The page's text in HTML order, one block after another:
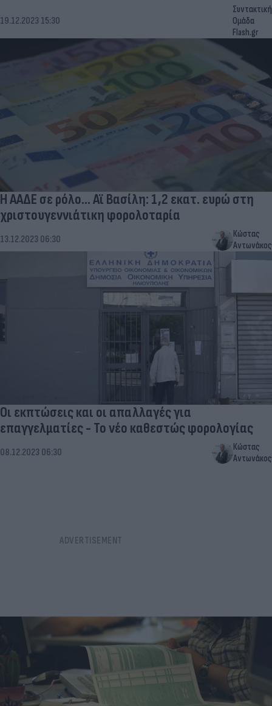
19.12.2023 15:30
Συντακτική
Ομάδα
Flash.gr
Η ΑΑΔΕ σε ρόλο... Αϊ Βασίλη: 1,2 εκατ. ευρώ στη
χριστουγεννιάτικη φορολοταρία
13.12.2023 06:30
Κώστας
Αντωνάκος
Οι εκπτώσεις και οι απαλλαγές για
επαγγελματίες - Το νέο καθεστώς φορολογίας
08.12.2023 06:30
Κώστας
Αντωνάκος